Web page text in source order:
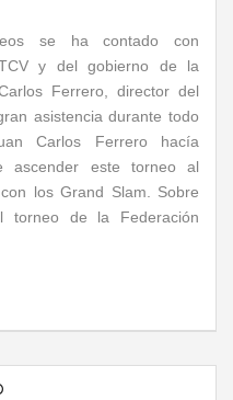
se ha contado con
y del gobierno de la
Ferrero, director del
asistencia durante todo
Carlos Ferrero hacía
ascender este torneo al
los Grand Slam. Sobre
torneo de la Federación